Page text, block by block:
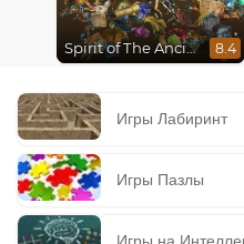
Spirit of The Ancient Forest 8.4
Игры Лабиринт
Игры Пазлы